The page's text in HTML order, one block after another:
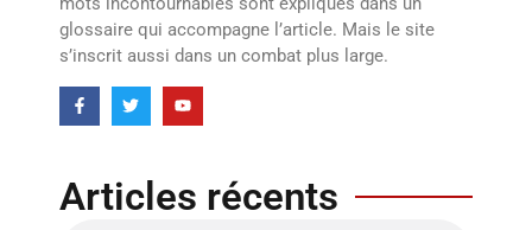
glossaire qui accompagne l’article. Mais le site
s’inscrit aussi dans un combat plus large.
Articles récents